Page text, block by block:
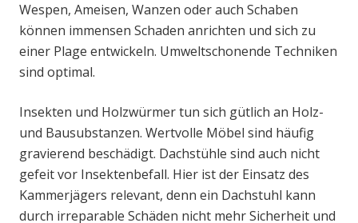
Wespen, Ameisen, Wanzen oder auch Schaben
können immensen Schaden anrichten und sich zu
einer Plage entwickeln. Umweltschonende Techniken
sind optimal.
Insekten und Holzwürmer tun sich gütlich an Holz-
und Bausubstanzen. Wertvolle Möbel sind häufig
gravierend beschädigt. Dachstühle sind auch nicht
gefeit vor Insektenbefall. Hier ist der Einsatz des
Kammerjägers relevant, denn ein Dachstuhl kann
durch irreparable Schäden nicht mehr Sicherheit und